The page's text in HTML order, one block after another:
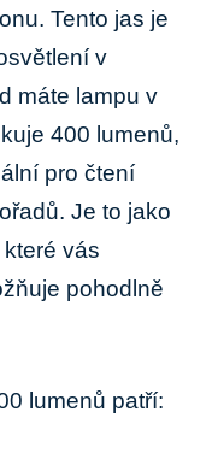
Tento jas je
v
máte lampu v
400 ​lumenů,
pro čtení
Je to jako
vás⁤
pohodlně
lumenů⁣ patří: